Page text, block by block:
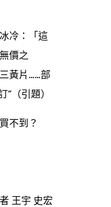
冷：「這
價之
黃片……部
”（引題）
不到？
王宇 史宏